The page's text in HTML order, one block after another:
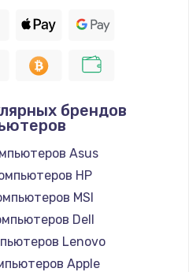
руб.
руб.
крышки
руб.
Wi-Fi
брендов
Asus
HP
MSI
Dell
Lenovo
Apple